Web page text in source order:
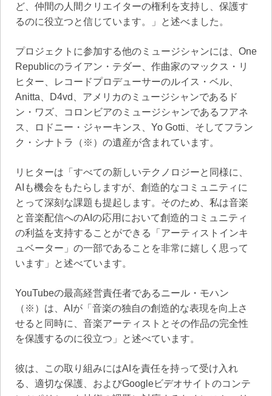
ど、仲間の人間クリエイターの権利を支持し、保護す
るのに役立つと信じています。」と述べました。
プロジェクトに参加する他のミュージシャンには、One
Republicのライアン・テダー、作曲家のマックス・リ
ヒター、レコードプロデューサーのルイス・ベル、
Anitta、D4vd、アメリカのミュージシャンであるド
ン・ワズ、コロンビアのミュージシャンであるフアネ
ス、ロドニー・ジャーキンス、Yo Gotti、そしてフラン
ク・シナトラ（※）の遺産が含まれています。
リヒターは「すべての新しいテクノロジーと同様に、
AIも機会をもたらしますが、創造的なコミュニティに
とって深刻な課題も提起します。そのため、私は音楽
と音楽配信へのAIの応用において創造的コミュニティ
の利益を支持することができる「アーティストインキ
ュベーター」の一部であることを非常に嬉しく思って
います」と述べています。
YouTubeの最高経営責任者であるニール・モハン
（※）は、AIが「音楽の独自の創造的な表現を向上さ
せると同時に、音楽アーティストとその作品の完全性
を保護するのに役立つ」と述べています。
彼は、この取り組みにはAIを責任を持って受け入れ
る、適切な保護、およびGoogleビデオサイトのコンテ